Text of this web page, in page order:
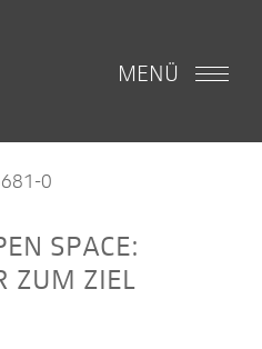
MENÜ
0
SPACE:
ZUM ZIEL